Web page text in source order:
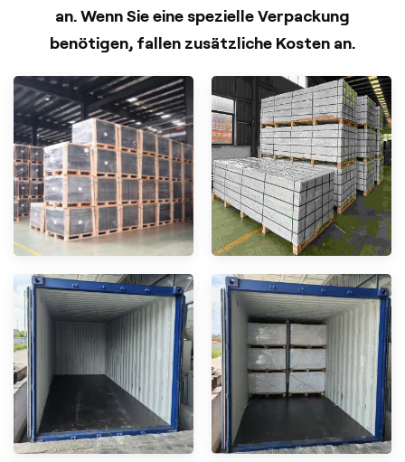
an. Wenn Sie eine spezielle Verpackung
benötigen, fallen zusätzliche Kosten an.